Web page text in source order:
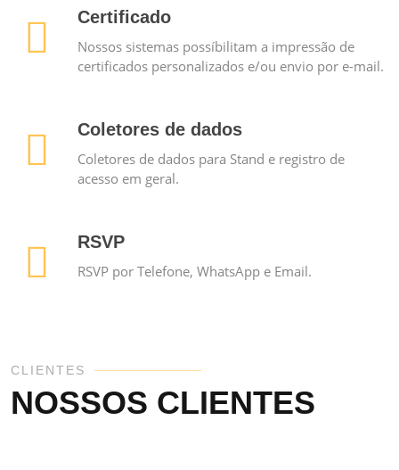
Certificado
Nossos sistemas possíbilitam a impressão de
certificados personalizados e/ou envio por e-mail.
Coletores de dados
Coletores de dados para Stand e registro de
acesso em geral.
RSVP
RSVP por Telefone, WhatsApp e Email.
CLIENTES
NOSSOS CLIENTES